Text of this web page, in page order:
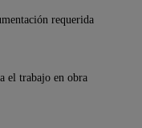
requerida
el trabajo en obra